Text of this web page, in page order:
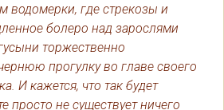
водомерки, где стрекозы и
болеро над зарослями
торжественно
прогулку во главе своего
И кажется, что так будет
просто не существует ничего